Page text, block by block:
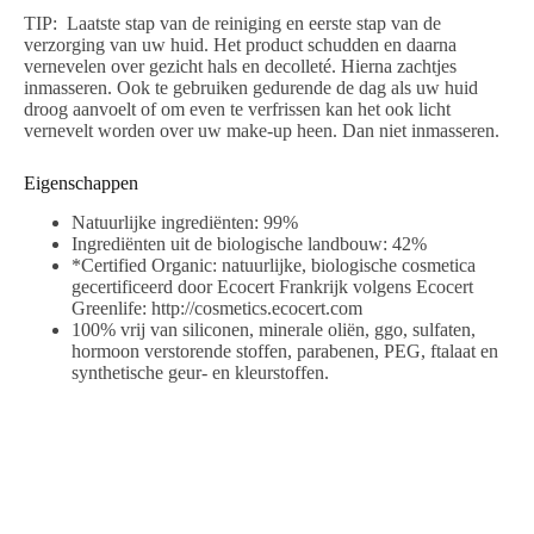
TIP: Laatste stap van de reiniging en eerste stap van de
verzorging van uw huid. Het product schudden en daarna
vernevelen over gezicht hals en decolleté. Hierna zachtjes
inmasseren. Ook te gebruiken gedurende de dag als uw huid
droog aanvoelt of om even te verfrissen kan het ook licht
vernevelt worden over uw make-up heen. Dan niet inmasseren.
Eigenschappen
Natuurlijke ingrediënten: 99%
Ingrediënten uit de biologische landbouw: 42%
*Certified Organic: natuurlijke, biologische cosmetica
gecertificeerd door Ecocert Frankrijk volgens Ecocert
Greenlife: http://cosmetics.ecocert.com
100% vrij van siliconen, minerale oliën, ggo, sulfaten,
hormoon verstorende stoffen, parabenen, PEG, ftalaat en
synthetische geur- en kleurstoffen.